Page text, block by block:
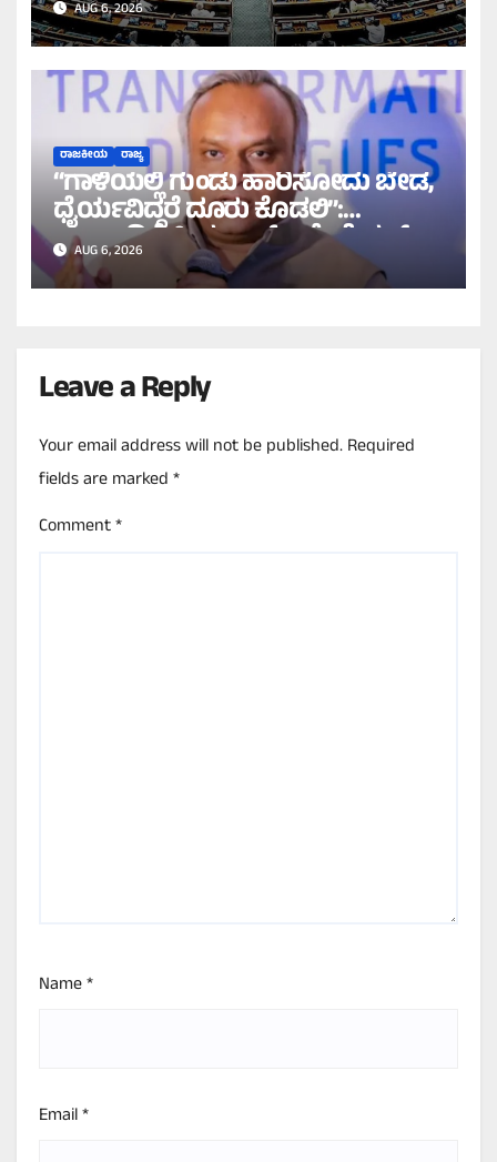
AUG 6, 2026
ರಾಜಕೀಯ ರಾಜ್ಯ
“ಗಾಳಿಯಲ್ಲಿ ಗುಂಡು ಹಾರಿಸೋದು ಬೇಡ,
ಧೈರ್ಯವಿದ್ದರೆ ದೂರು ಕೊಡಲಿ”:
ಛಲವಾದಿಗೆ ಪ್ರಿಯಾಂಕ್ ಖರ್ಗೆ ಓಪನ್
ಚಾಲೆಂಜ್!
AUG 6, 2026
Leave a Reply
Your email address will not be published.Required
fields are marked*
Comment*
Name*
Email*